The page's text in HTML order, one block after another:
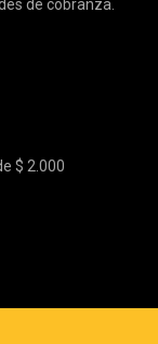
de cobranza.
$ 2.000